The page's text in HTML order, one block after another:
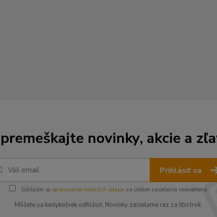
novinky, akcie a
Prihlásiť sa
Súhlasím so spracovaním osobných údajovza účelom zasielania newslettera.
Môžete sa kedykoľvek odhlásiť. Novinky zasielame raz za štvrťrok.